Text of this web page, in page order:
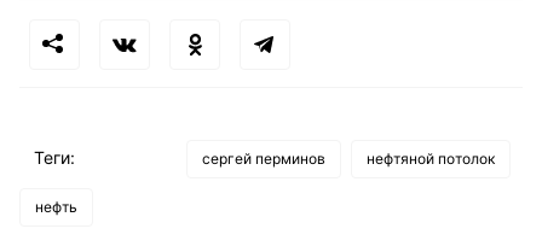
Теги: сергей перминов нефтяной потолок
нефть